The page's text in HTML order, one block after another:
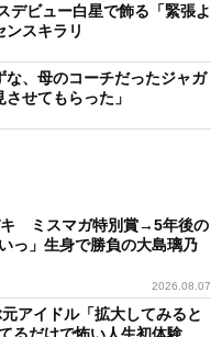
デビュー白星で飾る「緊張よ
ンスキラリ
、母のコーチだったジャガ
せてもらった」
キ ミスマガ特別賞→5年後の
っ」生身で勝負の大島璃乃
2026.08.07
アイドル「拡大してみると
るだけで怖い人生初体験